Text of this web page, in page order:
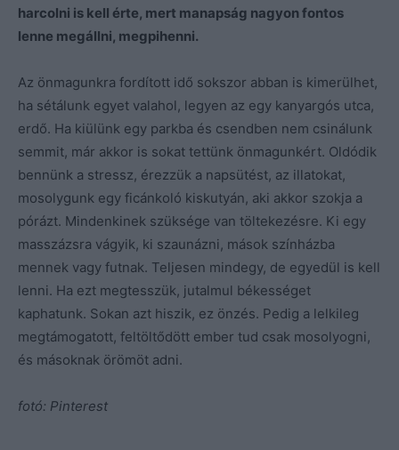
harcolni is kell érte, mert manapság nagyon fontos
lenne megállni, megpihenni.
Az önmagunkra fordított idő sokszor abban is kimerülhet,
ha sétálunk egyet valahol, legyen az egy kanyargós utca,
erdő. Ha kiülünk egy parkba és csendben nem csinálunk
semmit, már akkor is sokat tettünk önmagunkért. Oldódik
bennünk a stressz, érezzük a napsütést, az illatokat,
mosolygunk egy ficánkoló kiskutyán, aki akkor szokja a
pórázt. Mindenkinek szüksége van töltekezésre. Ki egy
masszázsra vágyik, ki szaunázni, mások színházba
mennek vagy futnak. Teljesen mindegy, de egyedül is kell
lenni. Ha ezt megtesszük, jutalmul békességet
kaphatunk. Sokan azt hiszik, ez önzés. Pedig a lelkileg
megtámogatott, feltöltődött ember tud csak mosolyogni,
és másoknak örömöt adni.
fotó: Pinterest